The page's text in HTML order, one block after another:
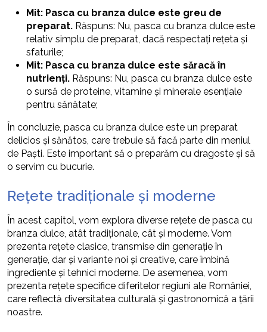
Mit: Pasca cu branza dulce este greu de
preparat. Răspuns: Nu, pasca cu branza dulce este
relativ simplu de preparat, dacă respectați rețeta și
sfaturile;
Mit: Pasca cu branza dulce este săracă în
nutrienți. Răspuns: Nu, pasca cu branza dulce este
o sursă de proteine, vitamine și minerale esențiale
pentru sănătate;
În concluzie, pasca cu branza dulce este un preparat
delicios și sănătos, care trebuie să facă parte din meniul
de Paști. Este important să o preparăm cu dragoste și să
o servim cu bucurie.
Rețete tradiționale și moderne
În acest capitol, vom explora diverse rețete de pasca cu
branza dulce, atât tradiționale, cât și moderne. Vom
prezenta rețete clasice, transmise din generație în
generație, dar și variante noi și creative, care îmbină
ingrediente și tehnici moderne. De asemenea, vom
prezenta rețete specifice diferitelor regiuni ale României,
care reflectă diversitatea culturală și gastronomică a țării
noastre.